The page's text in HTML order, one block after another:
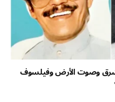
وصوت الأرض وفيلسوف